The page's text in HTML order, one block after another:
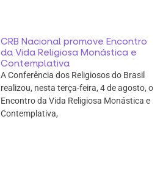
CRB Nacional promove Encontro
da Vida Religiosa Monástica e
Contemplativa
A Conferência dos Religiosos do Brasil
realizou, nesta terça-feira, 4 de agosto, o
Encontro da Vida Religiosa Monástica e
Contemplativa,